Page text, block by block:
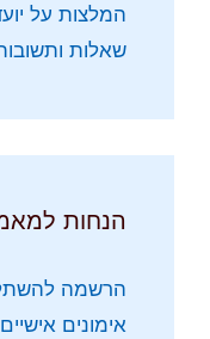
המלצות על
שאלות
הנחות
הרשמה
אימונים אישיים